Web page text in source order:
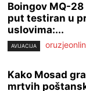
Boingov MQ-
put testiran u
uslovima:...
AVIJACIJA
Kako Mosad
mrtvih